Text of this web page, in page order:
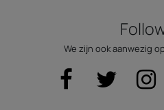
We zijn ook aanwezig